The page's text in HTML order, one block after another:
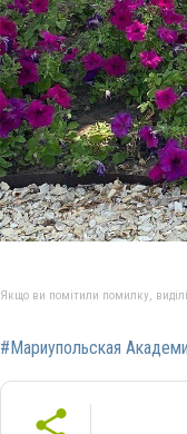
Якщо ви помітили помилку,
#Мариупольская